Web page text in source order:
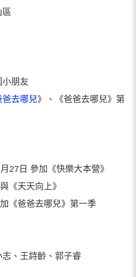
區
朋友
爸去哪兒》、《爸爸去哪兒》第
27日 參加《快樂大本營》
《天天向上》
《爸爸去哪兒》第一季
志、王詩齡、郭子睿